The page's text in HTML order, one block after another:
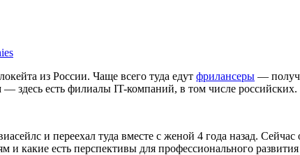
из России. Чаще всего туда едут фрилансеры —
здесь есть филиалы IT-компаний, в том числе российских.
и переехал туда вместе с женой 4 года назад.
и какие есть перспективы для профессионального